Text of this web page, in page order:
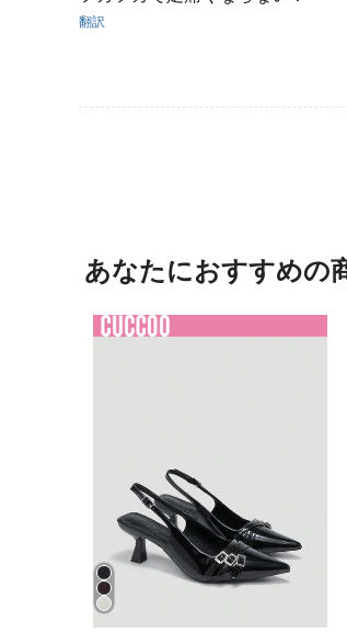
翻訳
あなたにおすすめの